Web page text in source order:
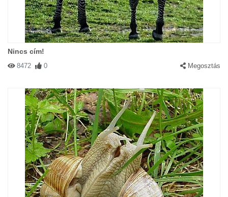
Nincs cím!
8472 0 Megosztás